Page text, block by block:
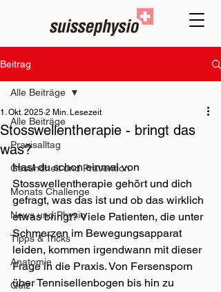
Beitrag
Alle Beiträge
Praxisalltag
Gesundheit und Prävention
Monats Challenge
News und Physio
Tipps & Tricks
Anatomie
Quiz
Alle Beiträge
Stosswellentherapie - bringt das
was?
1. Okt. 2025 2 Min. Lesezeit
Hast du schon einmal von
Stosswellentherapie gehört und dich
gefragt, was das ist und ob das wirklich
etwas bringt? Viele Patienten, die unter
Schmerzen im Bewegungsapparat
leiden, kommen irgendwann mit dieser
Frage in die Praxis. Von Fersensporn
über Tennisellenbogen bis hin zu